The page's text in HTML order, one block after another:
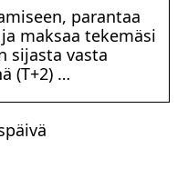
parantaa
maksaa tekemäsi
sijasta vasta
(T+2) …